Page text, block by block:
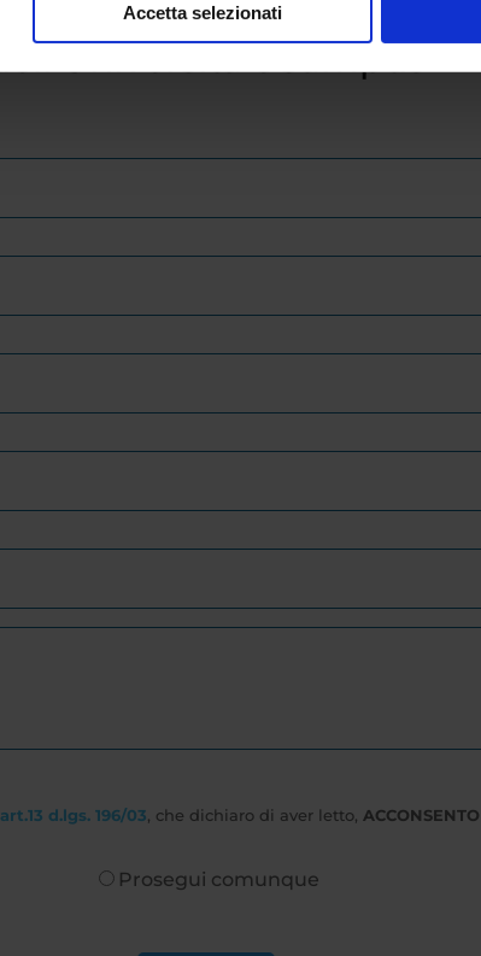
Accetta selezionati
informazioni
eCampus
d.lgs. 196/03 , che dichiaro di aver letto, ACCONSENTO
Prosegui comunque